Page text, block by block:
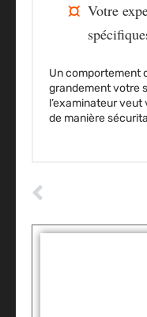
Votre
Un comportement
grandement votre
l’examinateur
de manière